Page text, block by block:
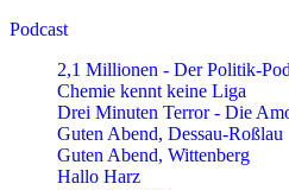
Podcast
2,1 Millionen - Der Politik-
Chemie kennt keine Liga
Drei Minuten Terror - Die
Guten Abend, Dessau-Roßlau
Guten Abend, Wittenberg
Hallo Harz